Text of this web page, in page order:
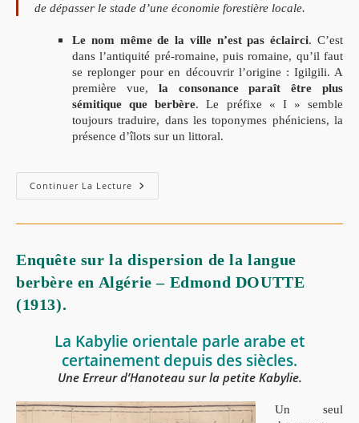
de dépasser le stade d’une économie forestière locale.
Le nom même de la ville n’est pas éclairci. C’est
dans l’antiquité pré-romaine, puis romaine, qu’il faut
se replonger pour en découvrir l’origine : Igilgili. A
première vue, la consonance paraît être plus
sémitique que berbère. Le préfixe « I » semble
toujours traduire, dans les toponymes phéniciens, la
présence d’îlots sur un littoral.
Continuer La Lecture
Enquête sur la dispersion de la langue
berbère en Algérie – Edmond DOUTTE
(1913).
La Kabylie orientale parle arabe et
certainement depuis des siècles.
Une Erreur d’Hanoteau sur la petite Kabylie.
Un seul